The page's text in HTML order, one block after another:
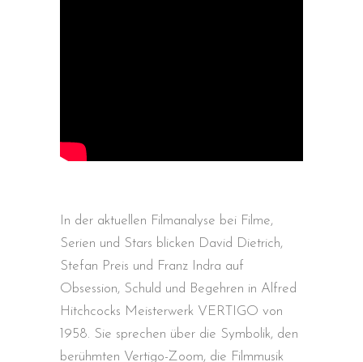
In der aktuellen Filmanalyse bei Filme,
Serien und Stars blicken David Dietrich,
Stefan Preis und Franz Indra auf
Obsession, Schuld und Begehren in Alfred
Hitchcocks Meisterwerk VERTIGO von
1958. Sie sprechen über die Symbolik, den
berühmten Vertigo-Zoom, die Filmmusik